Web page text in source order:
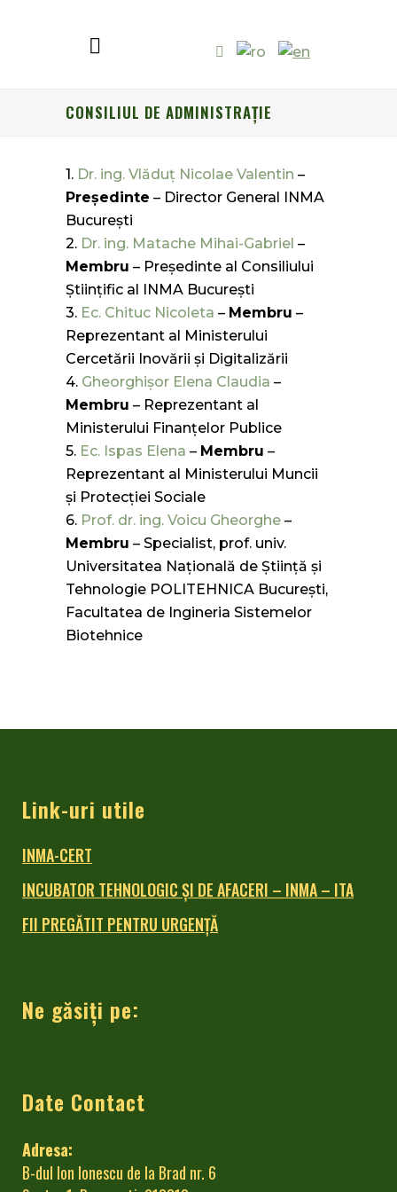
CONSILIUL DE ADMINISTRAŢIE
1. Dr. ing. Vlăduţ Nicolae Valentin –
Preşedinte – Director General INMA
Bucureşti
2. Dr. ing. Matache Mihai-Gabriel –
Membru – Președinte al Consiliului
Științific al INMA Bucureşti
3. Ec. Chituc Nicoleta – Membru –
Reprezentant al Ministerului
Cercetării Inovării şi Digitalizării
4. Gheorghişor Elena Claudia –
Membru – Reprezentant al
Ministerului Finanţelor Publice
5. Ec. Ispas Elena – Membru –
Reprezentant al Ministerului Muncii
şi Protecţiei Sociale
6. Prof. dr. ing. Voicu Gheorghe –
Membru – Specialist, prof. univ.
Universitatea Națională de Știință și
Tehnologie POLITEHNICA București,
Facultatea de Ingineria Sistemelor
Biotehnice
Link-uri utile
INMA-CERT
INCUBATOR TEHNOLOGIC ŞI DE AFACERI – INMA – ITA
FII PREGĂTIT PENTRU URGENȚĂ
Ne găsiți pe:
Date Contact
Adresa:
B-dul Ion Ionescu de la Brad nr. 6